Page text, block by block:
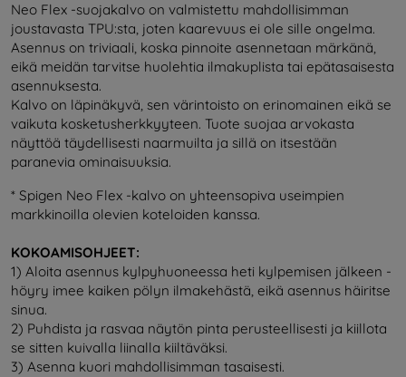
Neo Flex -suojakalvo on valmistettu mahdollisimman
joustavasta TPU:sta, joten kaarevuus ei ole sille ongelma.
Asennus on triviaali, koska pinnoite asennetaan märkänä,
eikä meidän tarvitse huolehtia ilmakuplista tai epätasaisesta
asennuksesta.
Kalvo on läpinäkyvä, sen värintoisto on erinomainen eikä se
vaikuta kosketusherkkyyteen. Tuote suojaa arvokasta
näyttöä täydellisesti naarmuilta ja sillä on itsestään
paranevia ominaisuuksia.
* Spigen Neo Flex -kalvo on yhteensopiva useimpien
markkinoilla olevien koteloiden kanssa.
KOKOAMISOHJEET:
1) Aloita asennus kylpyhuoneessa heti kylpemisen jälkeen -
höyry imee kaiken pölyn ilmakehästä, eikä asennus häiritse
sinua.
2) Puhdista ja rasvaa näytön pinta perusteellisesti ja kiillota
se sitten kuivalla liinalla kiiltäväksi.
3) Asenna kuori mahdollisimman tasaisesti.